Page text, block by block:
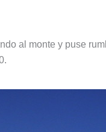
al monte y puse